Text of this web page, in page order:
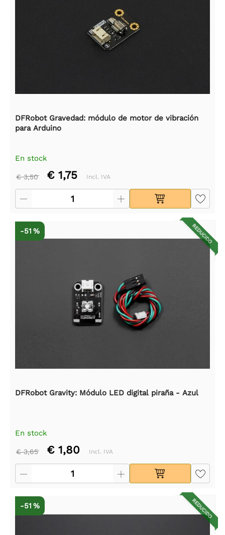
DFRobot Gravedad: módulo de motor de vibración
para Arduino
En stock
€ 3,50 € 1,75 Incl. IVA
REDUCIDO
-51 %
DFRobot Gravity: Módulo LED digital piraña - Azul
En stock
€ 3,65 € 1,80 Incl. IVA
REDUCIDO
-51 %